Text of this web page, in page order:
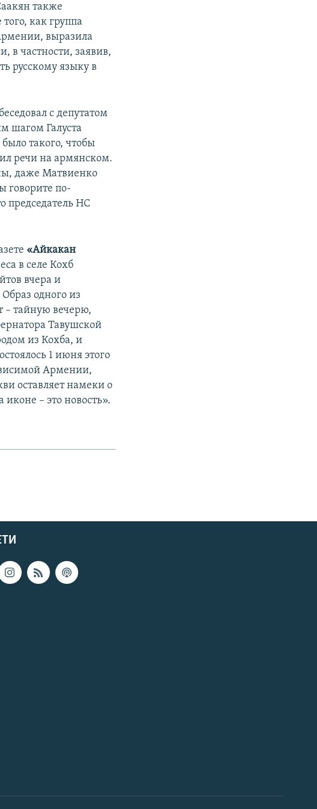
также
как группа
выразила
в частности, заявив,
русскому языку в
с депутатом
шагом Галуста
такого, чтобы
речи на армянском.
даже Матвиенко
говорите по-
председатель НС
«Айкакан
в селе Кохб
вчера и
одного из
– тайную вечерю,
Тавушской
из Кохба, и
1 июня этого
Армении,
оставляет намеки о
– это новость».